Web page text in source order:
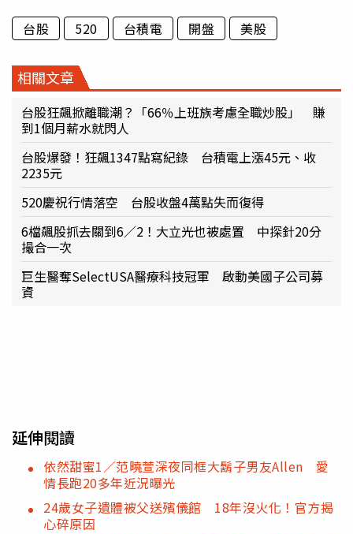
台股 520 台積電 開盤 美股
相關文章
台股狂飆掀離職潮？「66％上班族考慮全職炒股」 賺
到1個月薪水就閃人
台股爆發！狂飆1347點寫紀錄 台積電上漲45元、收
2235元
520慶祝行情落空 台股收盤4萬點失而復得
6檔飆股抓去關到6／2！大立光也被處置 中探針20分
撮合一次
巨生醫奪SelectUSA醫療科技冠軍 啟動美國子公司募
資
延伸閱讀
依然甜蜜1／范曉萱深夜同框大鬍子男友Allen 愛
情長跑20多年近況曝光
24歲女子遺體被父送殯儀館 18年沒火化！官方揭
心碎原因